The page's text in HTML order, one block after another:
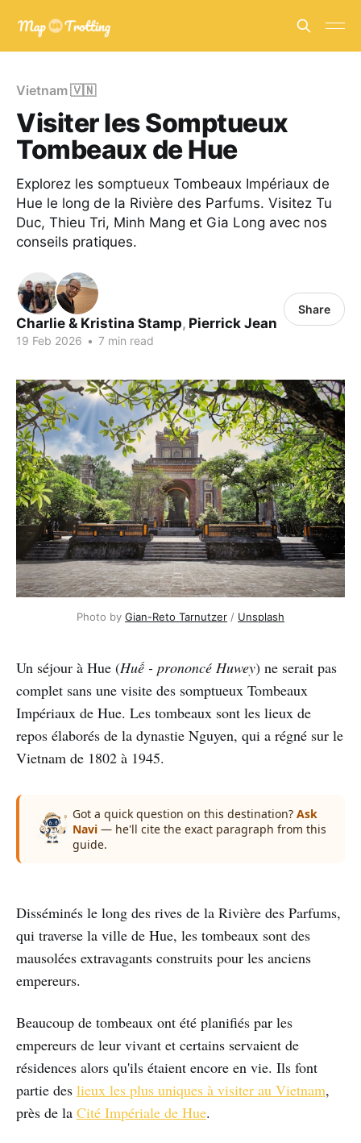
Vietnam 🇻🇳
Visiter les Somptueux
Tombeaux de Hue
Explorez les somptueux Tombeaux Impériaux de
Hue le long de la Rivière des Parfums. Visitez Tu
Duc, Thieu Tri, Minh Mang et Gia Long avec nos
conseils pratiques.
Charlie & Kristina Stamp, Pierrick Jean
19 Feb 2026 • 7 min read
Share
Photo by Gian-Reto Tarnutzer / Unsplash
Un séjour à Hue (Huế - prononcé Huwey) ne serait pas
complet sans une visite des somptueux Tombeaux
Impériaux de Hue. Les tombeaux sont les lieux de
repos élaborés de la dynastie Nguyen, qui a régné sur le
Vietnam de 1802 à 1945.
Got a quick question on this destination? Ask
Navi — he'll cite the exact paragraph from this
guide.
Disséminés le long des rives de la Rivière des Parfums,
qui traverse la ville de Hue, les tombeaux sont des
mausolées extravagants construits pour les anciens
empereurs.
Beaucoup de tombeaux ont été planifiés par les
empereurs de leur vivant et certains servaient de
résidences alors qu'ils étaient encore en vie. Ils font
partie des lieux les plus uniques à visiter au Vietnam,
près de la Cité Impériale de Hue.